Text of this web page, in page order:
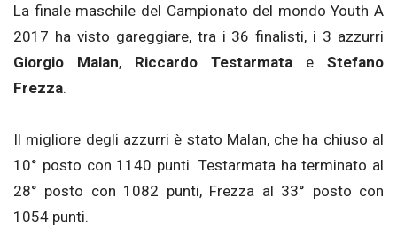
La finale maschile del Campionato del mondo Youth A
2017 ha visto gareggiare, tra i 36 finalisti, i 3 azzurri
Giorgio Malan, Riccardo Testarmata e Stefano
Frezza.
Il migliore degli azzurri è stato Malan, che ha chiuso al
10° posto con 1140 punti. Testarmata ha terminato al
28° posto con 1082 punti, Frezza al 33° posto con
1054 punti.